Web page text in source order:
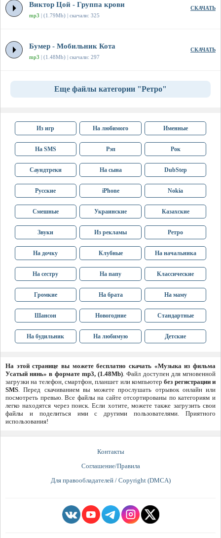
Виктор Цой - Группа крови
mp3 | (1.79Mb) | скачали: 325
СКАЧАТЬ
Бумер - Мобильник Кота
mp3 | (1.48Mb) | скачали: 297
СКАЧАТЬ
Еще файлы категории "Ретро"
Из игр На любимого Именные
На SMS Рэп Рок
Саундтреки На сына DubStep
Русские iPhone Nokia
Смешные Украинские Казахские
Звуки Из рекламы Ретро
На дочку Клубные На начальника
На сестру На папу Классические
Громкие На брата На маму
Шансон Новогодние Стандартные
На будильник На любимую Детские
На этой странице вы можете бесплатно скачать «Музыка из фильма
Усатый нянь» в формате mp3, (1.48Mb). Файл доступен для мгновенной
загрузки на телефон, смартфон, планшет или компьютербез регистрации и
SMS. Перед скачиванием вы можете прослушать отрывок онлайн или
посмотреть превью. Все файлы на сайте отсортированы по категориям и
легко находятся через поиск. Если хотите, можете также загрузить свои
файлы и поделиться ими с другими пользователями. Приятного
использования!
Контакты
Соглашение/Правила
Для правообладателей / Copyright (DMCA)